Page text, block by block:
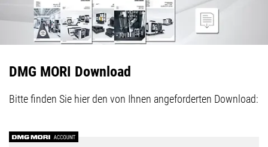
DMG MORI Download
Bitte finden Sie hier den von Ihnen angeforderten Download: